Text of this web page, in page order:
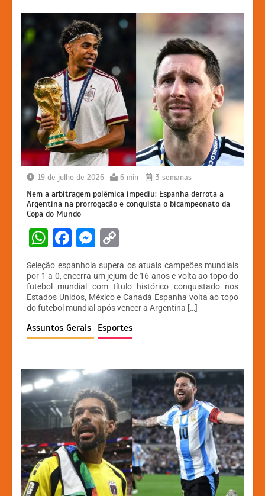
19 de julho de 2026 6 min 3 semanas
Nem a arbitragem polêmica impediu: Espanha derrota a
Argentina na prorrogação e conquista o bicampeonato da
Copa do Mundo
W
h
at
s
A
p
F
a
c
e
b
o
k
M
s
s
e
n
er
p
y
Li
n
Seleção espanhola supera os atuais campeões mundiais
por 1 a 0, encerra um jejum de 16 anos e volta ao topo do
futebol mundial com título histórico conquistado nos
Estados Unidos, México e Canadá Espanha volta ao topo
do futebol mundial após vencer a Argentina […]
Assuntos Gerais Esportes